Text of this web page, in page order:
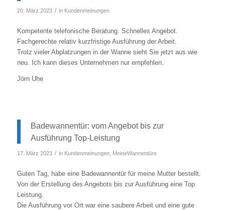
20. März 2023 / in Kundenmeinungen
Kompetente telefonische Beratung. Schnelles Angebot.
Fachgerechte relativ kurzfristige Ausführung der Arbeit.
Trotz vieler Abplatzungen in der Wanne sieht Sie jetzt aus wie
neu. Ich kann dieses Unternehmen nur empfehlen.
Jörn Uhe
Badewannentür: vom Angebot bis zur
Ausführung Top-Leistung
17. März 2023 / in Kundenmeinungen, MeineWannentüre
Guten Tag, habe eine Badewannentür für meine Mutter bestellt.
Von der Erstellung des Angebots bis zur Ausführung eine Top
Leistung.
Die Ausführung vor Ort war eine saubere Arbeit und eine gute